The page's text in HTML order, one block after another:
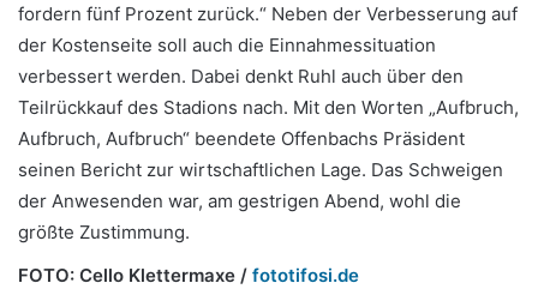
fordern fünf Prozent zurück.“ Neben der Verbesserung auf
der Kostenseite soll auch die Einnahmessituation
verbessert werden. Dabei denkt Ruhl auch über den
Teilrückkauf des Stadions nach. Mit den Worten „Aufbruch,
Aufbruch, Aufbruch“ beendete Offenbachs Präsident
seinen Bericht zur wirtschaftlichen Lage. Das Schweigen
der Anwesenden war, am gestrigen Abend, wohl die
größte Zustimmung.
FOTO: Cello Klettermaxe / fototifosi.de